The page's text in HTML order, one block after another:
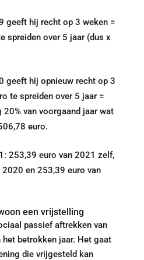
geeft hij recht op 3 weken =
spreiden over 5 jaar (dus x
geeft hij opnieuw recht op 3
te spreiden over 5 jaar =
van voorgaand jaar wat
euro.
253,39 euro van 2021 zelf,
en 253,39 euro van
een vrijstelling
passief aftrekken van
betrokken jaar. Het gaat
die vrijgesteld kan